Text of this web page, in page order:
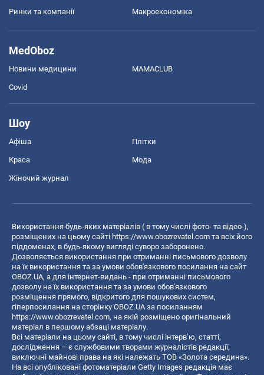
Ринки та компанії Макроекономіка
MedOboz
Новини медицини MAMACLUB
Covid
Шоу
Афіша Плітки
Краса Мода
Жіночий журнал
Використання будь-яких матеріалів ( в тому числі фото- та відео-),
розміщених на цьому сайті https://www.obozrevatel.com та всіх його
піддоменах, в будь-якому вигляді суворо заборонено.
Дозволяється використання при отриманні письмового дозволу
на їх використання та за умови обов'язкового посилання на сайт
OBOZ.UA, а для інтернет-видань - при отриманні письмового
дозволу на їх використання та за умови обов'язкового
розміщення прямого, відкритого для пошукових систем,
гіперпосилання на сторінку OBOZ.UA за посиланням
https://www.obozrevatel.com, на якій розміщено оригінальний
матеріал в першому абзаці матеріалу.
Всі матеріали на цьому сайті, в тому числі інтерв’ю, статті,
дослідження – є службовими творами журналістів редакції,
виключні майнові права на які належать ТОВ «Золота середина».
На всі опубліковані фотоматеріали Getty Images редакція має